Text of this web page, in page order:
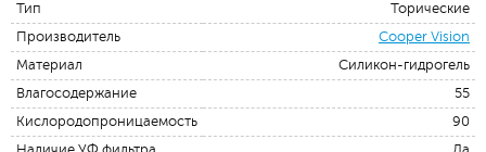
Тип
Торические
Производитель
Cooper Vision
Материал
Силикон-гидрогель
Влагосодержание
55
Кислородопроницаемость
90